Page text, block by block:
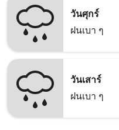
วันศุกร์
ฝนเบา ๆ
วันเสาร์
ฝนเบา ๆ